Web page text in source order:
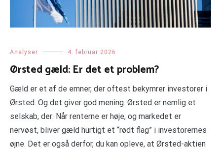
Analyser 4. februar 2026
Ørsted gæld: Er det et problem?
Gæld er et af de emner, der oftest bekymrer investorer i
Ørsted. Og det giver god mening. Ørsted er nemlig et
selskab, der: Når renterne er høje, og markedet er
nervøst, bliver gæld hurtigt et “rødt flag” i investorernes
øjne. Det er også derfor, du kan opleve, at Ørsted-aktien